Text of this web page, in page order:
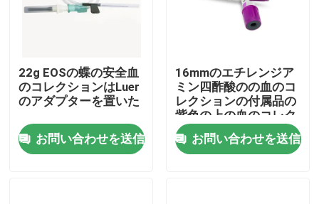
品質管理
お問い合わせ
22g EOSの蝶の安全血
のコレクションはLuer
のアダプターを置いた
お問い合わせを送信
16mmのエチレンジア
ミン四酢酸のの血のコ
レクションの付属品の
紫色の上の血のコレク
ションの管
お問い合わせを送信